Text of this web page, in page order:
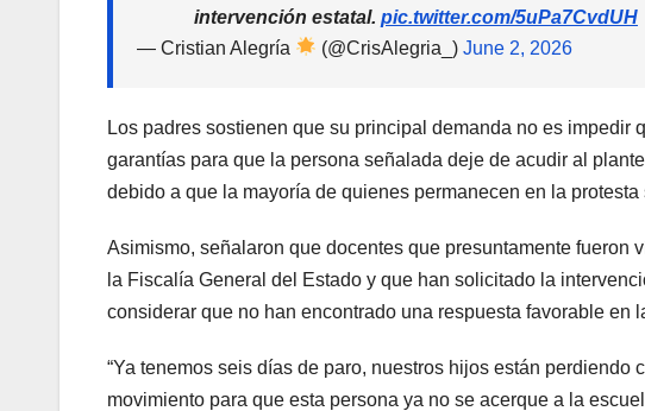
intervención estatal. pic.twitter.com/5uPa7CvdUH
— Cristian Alegría
(@CrisAlegria_)June 2, 2026
Los padres sostienen que su principal demanda no es
garantías para que la persona señalada deje de acudir al
debido a que la mayoría de quienes permanecen en la
Asimismo, señalaron que docentes que presuntamente fueron
la Fiscalía General del Estado y que han solicitado la
considerar que no han encontrado una respuesta favorable en
“Ya tenemos seis días de paro, nuestros hijos están
movimiento para que esta persona ya no se acerque a la